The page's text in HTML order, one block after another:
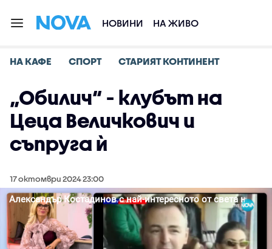
НОВИНИ НА ЖИВО
НА КАФЕ СПОРТ СТАРИЯТ КОНТИНЕНТ
„Обилич“ - клубът на
Цеца Величкович и
съпруга ѝ
17 октомври 2024 23:00